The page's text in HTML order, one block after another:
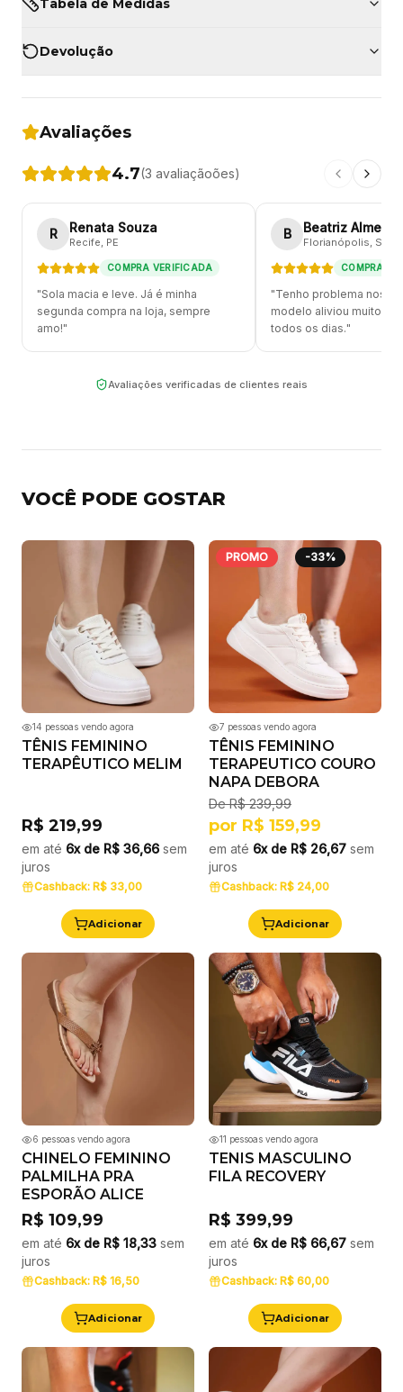
Tabela de Medidas
Devolução
Avaliações
4.7(3 avaliaçãoões)
R Renata Souza
Recife , PE
COMPRA VERIFICADA
"Sola macia e leve. Já é minha
segunda compra na loja, sempre
amo!"
B Beatriz Almeida
Florianópolis , SC
COMPRA
"Tenho problema nos
modelo aliviou muito.
todos os dias."
Avaliações verificadas de clientes reais
VOCÊ PODE GOSTAR
14 pessoas vendo agora
TÊNIS FEMININO
TERAPÊUTICO MELIM
R$ 219,99
em até 6x de R$ 36,66 sem
juros
Cashback: R$ 33,00
Adicionar
PROMO -33%
7 pessoas vendo agora
TÊNIS FEMININO
TERAPEUTICO COURO
NAPA DEBORA
DeR$ 239,99
por R$ 159,99
em até 6x de R$ 26,67 sem
juros
Cashback: R$ 24,00
Adicionar
6 pessoas vendo agora
CHINELO FEMININO
PALMILHA PRA
ESPORÃO ALICE
R$ 109,99
em até 6x de R$ 18,33 sem
juros
Cashback: R$ 16,50
Adicionar
11 pessoas vendo agora
TENIS MASCULINO
FILA RECOVERY
R$ 399,99
em até 6x de R$ 66,67 sem
juros
Cashback: R$ 60,00
Adicionar